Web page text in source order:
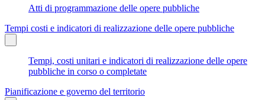
Atti di programmazione delle opere pubbliche
Tempi costi e indicatori di realizzazione delle opere pubbliche
Tempi, costi unitari e indicatori di realizzazione delle opere
pubbliche in corso o completate
Pianificazione e governo del territorio